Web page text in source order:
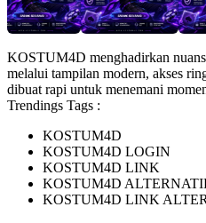
KOSTUM4D menghadirkan
melalui tampilan modern, akses
dibuat rapi untuk menemani
Trendings Tags :
KOSTUM4D
KOSTUM4D LOGIN
KOSTUM4D LINK
KOSTUM4D
KOSTUM4D LINK